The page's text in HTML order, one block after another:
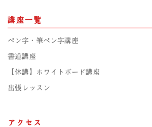
シ
ョ
ン
講座一覧
ペン字・筆ペン字講座
書道講座
【休講】ホワイトボード講座
出張レッスン
アクセス